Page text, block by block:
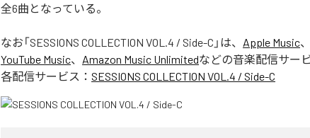
全6曲となっている。
なお「SESSIONS COLLECTION VOL.4 / Side-C 」は、 Apple Music、
YouTube Music、 Amazon Music Unlimitedなどの音楽配信サー
各配信サービス： SESSIONS COLLECTION VOL.4 / Side-C